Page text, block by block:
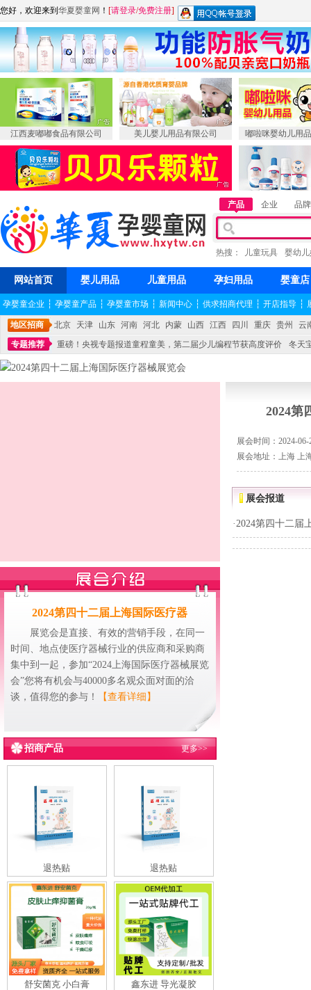
您好，欢迎来到 华夏婴童网 ！ [请登录/免费注册]
江西麦嘟嘟食品有限公司 美儿婴儿用品有限公司 嘟啦咪婴幼儿用
产品 企业 品牌
热搜： 儿童玩具 婴幼
网站首页 婴儿用品 儿童用品 孕妇用品 婴童店
孕婴童企业 ┆ 孕婴童产品 ┆ 孕婴童市场 ┆ 新闻中心 ┆ 供求招商代理 ┆ 开店指导 ┆
地区招商 北京 天津 山东 河南 河北 内蒙 山西 江西 四川 重庆 贵州
云
专题推荐
重磅！央视专题报道童程童美，第二届少儿编程节获高度评价
冬天
不能再单纯地销售产品,而要向增强服务转型,毕竟母婴产品比较特殊。”
2024第四十二届上海国际医疗器
展览会是直接、有效的营销手段，在同一
时间、地点使医疗器械行业的供应商和采购商
集中到一起，参加“2024上海国际医疗器械展览
会”您将有机会与40000多名观众面对面的洽
谈，值得您的参与！
【查看详细】
招商产品 更多>>
退热贴 退热贴
舒安菌克 小白膏 鑫东进 导光凝胶
2024第
展会时间：2024-06-
展会地址：上海 上
展会报道
·2024第四十二届